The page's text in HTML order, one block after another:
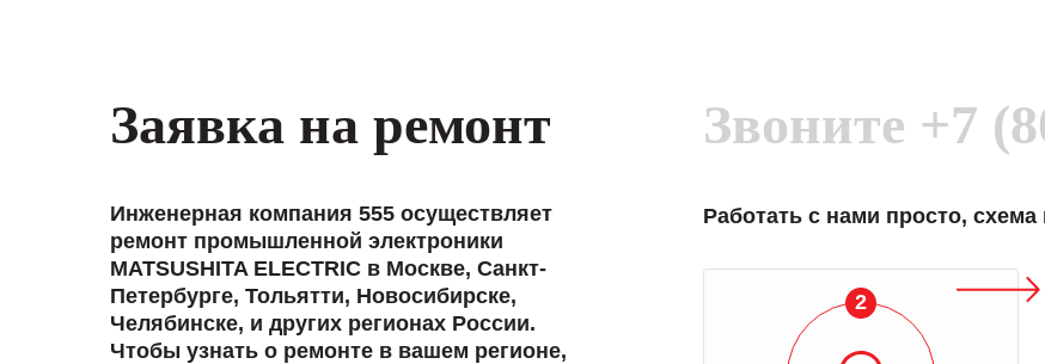
Заявка на ремонт
Инженерная компания 555 осуществляет
ремонт промышленной электроники
MATSUSHITA ELECTRIC в Москве, Санкт-
Петербурге, Тольятти, Новосибирске,
Челябинске, и других регионах России.
Чтобы узнать о ремонте в вашем регионе,
Звоните +7
Работать с нами просто,
2